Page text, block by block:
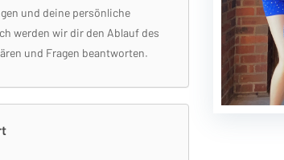
und deine persönliche
werden wir dir den Ablauf des
und Fragen beantworten.